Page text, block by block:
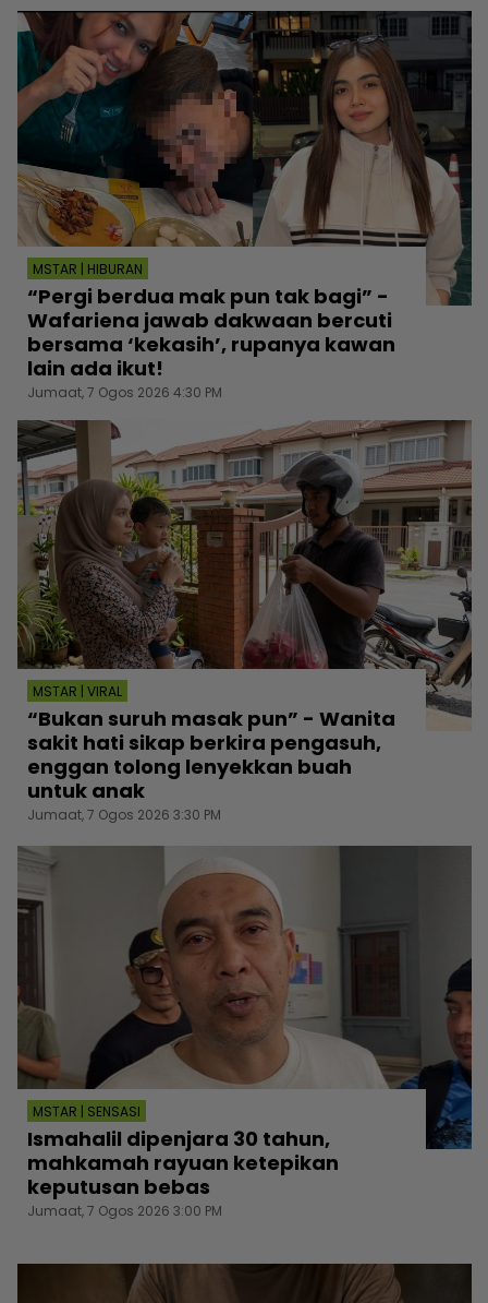
MSTAR | HIBURAN
“Pergi berdua mak pun tak bagi” -
Wafariena jawab dakwaan bercuti
bersama ‘kekasih’, rupanya kawan
lain ada ikut!
Jumaat, 7 Ogos 2026 4:30 PM
MSTAR | VIRAL
“Bukan suruh masak pun” - Wanita
sakit hati sikap berkira pengasuh,
enggan tolong lenyekkan buah
untuk anak
Jumaat, 7 Ogos 2026 3:30 PM
MSTAR | SENSASI
Ismahalil dipenjara 30 tahun,
mahkamah rayuan ketepikan
keputusan bebas
Jumaat, 7 Ogos 2026 3:00 PM